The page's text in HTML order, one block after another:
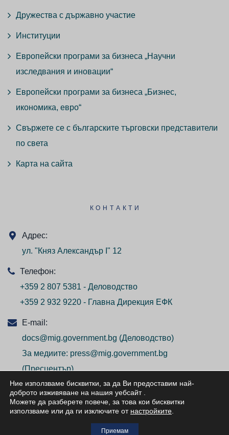
Дружества с държавно участие
Институции
Европейски програми за бизнеса „Научни
изследвания и иновации“
Европейски програми за бизнеса „Бизнес,
икономика, евро“
Свържете се с българските търговски представители
по света
Карта на сайта
КОНТАКТИ
Адрес:
ул. "Княз Александър I" 12
Телефон:
+359 2 807 5381 - Деловодство
+359 2 932 9220 - Главна Дирекция ЕФК
E-mail:
docs@mig.government.bg (Деловодство)
За медиите: press@mig.government.bg
(Пресцентър)
© ВСИЧКИ ПРАВА ЗАПАЗЕНИ/ALL RIGHTS
Ние използваме бисквитки, за да Ви предоставим най-
доброто изживяване на нашия уебсайт.
Можете да разберете повече, за това кои бисквитки
използваме или да ги изключите от настройките
Приемам